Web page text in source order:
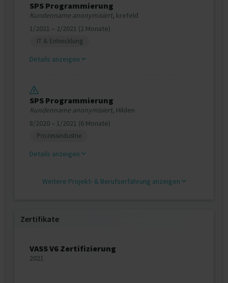
SPS Programmierung
Kundenname anonymisiert, krefeld
1/2021 – 2/2021 (2 Monate)
IT & Entwicklung
Details anzeigen
SPS Programmierung
Kundenname anonymisiert, Hilden
8/2020 – 1/2021 (6 Monate)
Prozessindustrie
Details anzeigen
Weitere Projekt‐ & Berufserfahrung anzeigen
Zertifikate
VASS V6 Zertifizierung
2021